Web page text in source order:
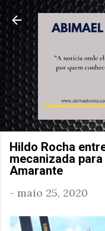
Pular
Hildo Rocha
mecanizada
Amarante
- maio 25, 2020